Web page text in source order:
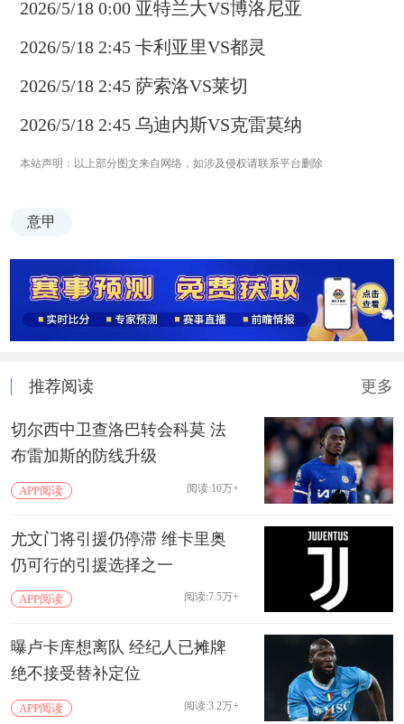
2026/5/18 0:00 亚特兰大VS博洛尼亚
2026/5/18 2:45 卡利亚里VS都灵
2026/5/18 2:45 萨索洛VS莱切
2026/5/18 2:45 乌迪内斯VS克雷莫纳
本站声明：以上部分图文来自网络，如涉及侵权请联系平台删除
意甲
推荐阅读 更多
切尔西中卫查洛巴转会科莫 法
布雷加斯的防线升级
APP阅读 阅读:10万+
尤文门将引援仍停滞 维卡里奥
仍可行的引援选择之一
APP阅读 阅读:7.5万+
曝卢卡库想离队 经纪人已摊牌
绝不接受替补定位
APP阅读 阅读:3.2万+